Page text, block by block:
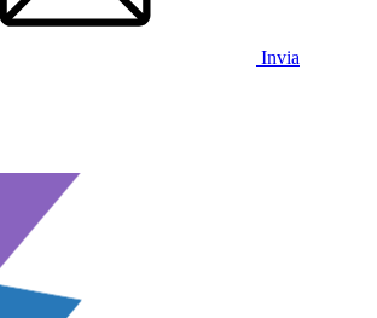
Invia